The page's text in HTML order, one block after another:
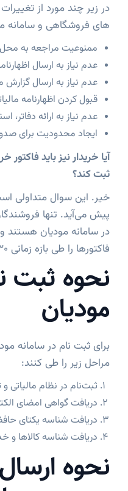
در زیر چند مورد از
های فروشگاهی و سامانه
ممنوعیت مراجعه به
عدم نیاز به ارسال
عدم نیاز به ارسال
قبول کردن اظهارنامه
عدم نیاز به ارائه دفاتر،
ایجاد محدودیت برای
آیا خریدار نیز باید
ثبت کند؟
خیر. این سوال متداولی
پیش می‌آید. تنها
در سامانه مودیان هستند و
فاکتورها را طی بازه زمانی 30 روزه تایید یا رد کنند.
نحوه ثبت
مودیان
برای ثبت نام در سامانه
مراحل زیر را طی کنند:
ثبت‌نام در نظام مالیاتی
دریافت گواهی امضای
دریافت شناسه یکتای
دریافت شناسه کالاها و
نحوه ارسال